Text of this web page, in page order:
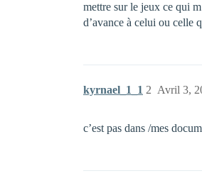
mettre sur le jeux ce qui
d’avance à celui ou celle
kyrnael_1_1 Avril 3,
2
c’est pas dans /mes